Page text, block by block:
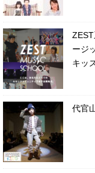
ージ
キッ
代官